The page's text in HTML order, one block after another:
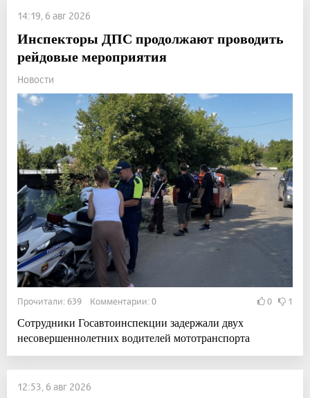
14:19, 6 авг 2026
Инспекторы ДПС продолжают проводить
рейдовые мероприятия
Новости
Прочитали: 639 Комментарии: 0 0 1
Сотрудники Госавтоинспекции задержали двух
несовершеннолетних водителей мототранспорта
12:53, 6 авг 2026